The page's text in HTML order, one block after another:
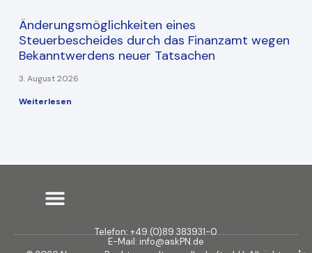
Änderungsmöglichkeiten eines
Steuerbescheides durch das Finanzamt wegen
Bekanntwerdens neuer Tatsachen
3. August 2026
Weiterlesen
E-Mail: info@askPN.de
Telefon: +49 (0)89 383931-0